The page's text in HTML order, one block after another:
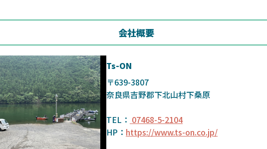
会社概要
Ts-ON
〒639-3807
奈良県吉野郡下北山村下桑原
TEL： 07468-5-2104
HP： https://www.ts-on.co.jp/